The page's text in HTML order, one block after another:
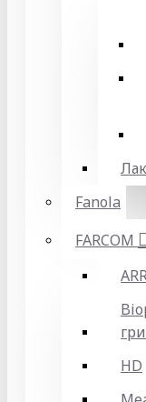
Fanola
FARCOM
HD